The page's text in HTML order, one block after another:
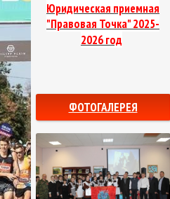
Юридическая приемная
"Правовая Точка"2025-
2026 год
ФОТОГАЛЕРЕЯ